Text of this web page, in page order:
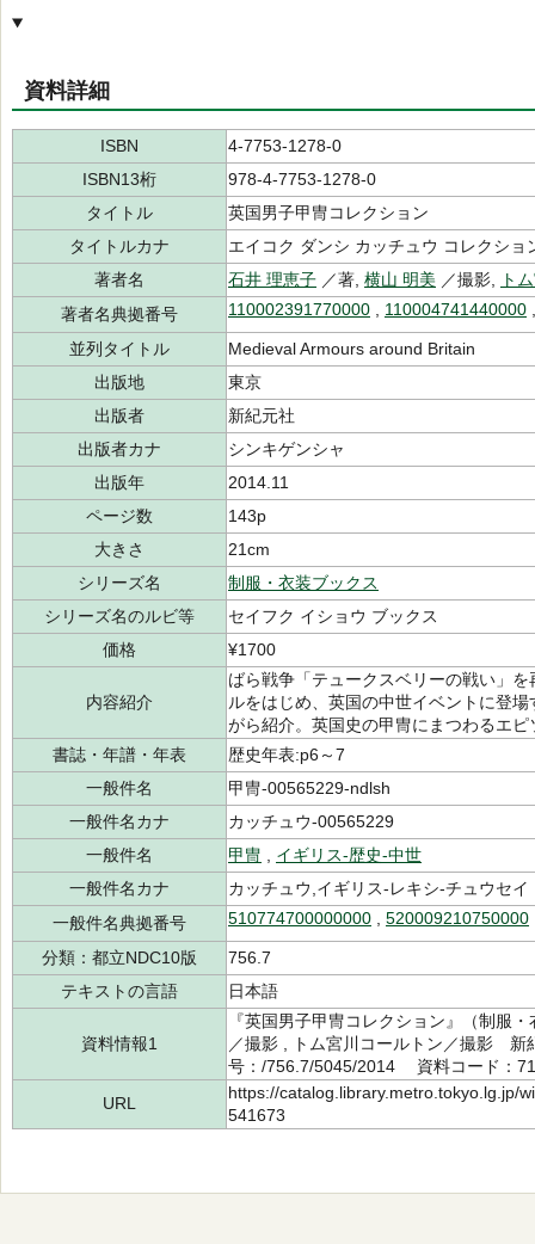
資料詳細
ISBN
4-7753-1278-0
ISBN13桁
978-4-7753-1278-0
タイトル
英国男子甲冑コレクション
タイトルカナ
エイコク ダンシ カッチュウ コレクショ
著者名
石井 理恵子 ／著, 横山 明美 ／撮影,
ト
著者名典拠番号
110002391770000 110004741440000
並列タイトル
Medieval Armours around Britain
出版地
東京
出版者
新紀元社
出版者カナ
シンキゲンシャ
出版年
2014.11
ページ数
143p
大きさ
21cm
シリーズ名
制服・衣装ブックス
シリーズ名のルビ等
セイフク イショウ ブックス
価格
¥1700
内容紹介
ばら戦争「テュークスベリーの戦い」
ルをはじめ、英国の中世イベントに登
がら紹介。英国史の甲冑にまつわるエ
書誌・年譜・年表
歴史年表:p6～7
一般件名
甲冑-00565229-ndlsh
一般件名カナ
カッチュウ-00565229
一般件名
甲冑
イギリス-歴史-中世
一般件名カナ
カッチュウ,イギリス-レキシ-チュウセイ
一般件名典拠番号
510774700000000 520009210750000
分類：都立NDC10版
756.7
テキストの言語
日本語
資料情報1
『英国男子甲冑コレクション』（制服
／撮影 , トム宮川コールトン／撮影
号：/756.7/5045/2014 資料コード：
URL
https://catalog.library.metro.tokyo.lg.jp/
541673